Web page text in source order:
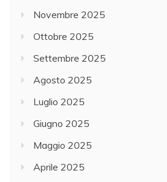
Novembre 2025
Ottobre 2025
Settembre 2025
Agosto 2025
Luglio 2025
Giugno 2025
Maggio 2025
Aprile 2025